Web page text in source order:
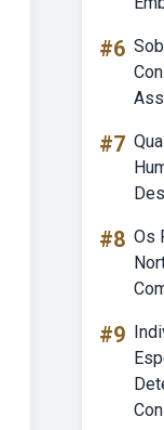
#6
#7
#8 Os
#9